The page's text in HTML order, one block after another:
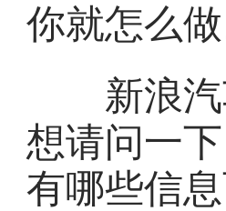
你就怎么做
新浪汽
想请问一
有哪些信